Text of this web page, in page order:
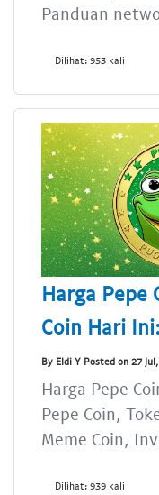
Panduan
Dilihat: 953 kali
Harga Pepe
Coin Hari
By Eldi Y Posted on 27
Harga Pepe
Pepe Coin,
Meme Coin,
Dilihat: 939 kali